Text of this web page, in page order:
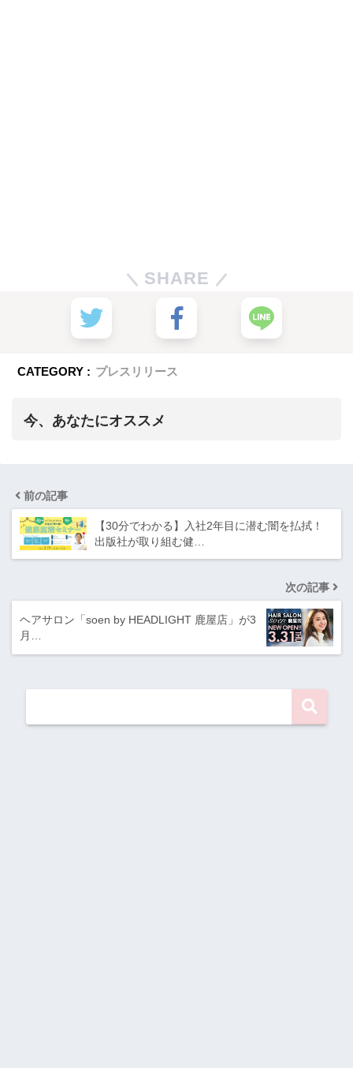
SHARE
CATEGORY : プレスリリース
今、あなたにオススメ
前の記事
【30分でわかる】入社2年目に潜む闇を払拭！
出版社が取り組む健…
次の記事
ヘアサロン「soen by HEADLIGHT 鹿屋店」が3
月…